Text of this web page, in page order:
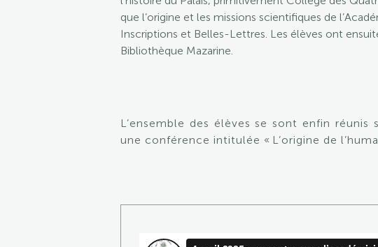
que l’origine et les missions scientifiques de
Inscriptions et Belles-Lettres. Les élèves ont
Bibliothèque Mazarine.
L’ensemble des élèves se sont enfin réunis
une conférence intitulée « L’origine de